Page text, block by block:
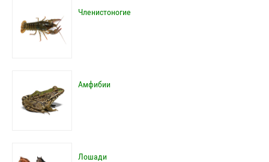
Членистоногие
Амфибии
Лошади